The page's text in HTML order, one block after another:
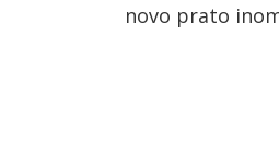
novo prato